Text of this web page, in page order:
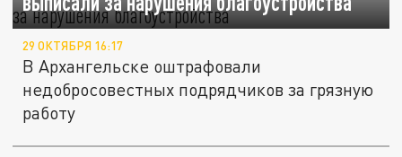
29 ОКТЯБРЯ 16:17
В Архангельске оштрафовали
недобросовестных подрядчиков за грязную
работу